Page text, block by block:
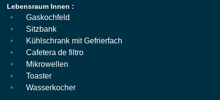
Lebensraum Innen :
Gaskochfeld
Sitzbank
Kühlschrank mit Gefrierfach
Cafetera de filtro
Mikrowellen
Toaster
Wasserkocher